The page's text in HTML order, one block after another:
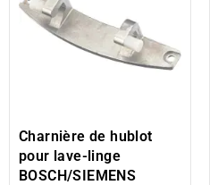
Charnière de hublot
pour lave-linge
BOSCH/SIEMENS